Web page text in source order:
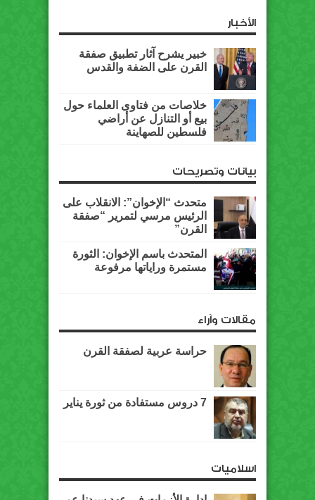
الأخبار
خبير يشرح آثار تطبيق صفقة
القرن على الضفة والقدس
خلاصات من فتاوى العلماء حول
بيع أو التنازل عن أراضي
فلسطين للصهاينة
بيانات وتصريحات
متحدث “الإخوان”: الانقلاب على
الرئيس مرسي لتمرير “صفقة
القرن”
المتحدث باسم الإخوان: الثورة
مستمرة وراياتها مرفوعة
مقالات وآراء
حراسة عربية لصفقة القرن
7 دروس مستفادة من ثورة يناير
اسلاميات